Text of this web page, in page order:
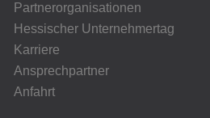
Partnerorganisationen
Hessischer Unternehmertag
Karriere
Ansprechpartner
Anfahrt